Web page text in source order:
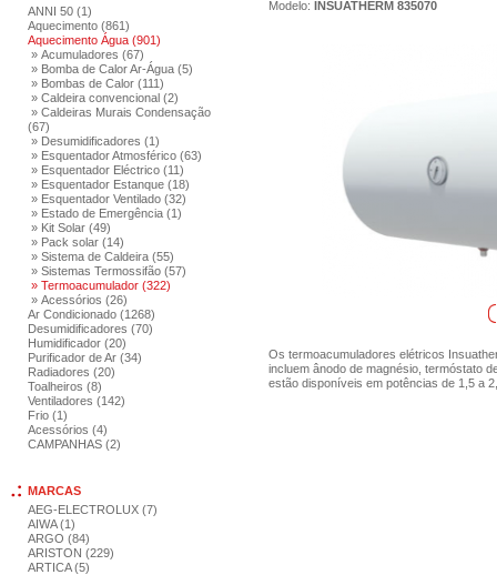
ANNI 50 (1)
Aquecimento (861)
Aquecimento Água (901)
» Acumuladores (67)
» Bomba de Calor Ar-Água (5)
» Bombas de Calor (111)
» Caldeira convencional (2)
» Caldeiras Murais Condensação
(67)
» Desumidificadores (1)
» Esquentador Atmosférico (63)
» Esquentador Eléctrico (11)
» Esquentador Estanque (18)
» Esquentador Ventilado (32)
» Estado de Emergência (1)
» Kit Solar (49)
» Pack solar (14)
» Sistema de Caldeira (55)
» Sistemas Termossifão (57)
» Termoacumulador (322)
» Acessórios (26)
Ar Condicionado (1268)
Desumidificadores (70)
Humidificador (20)
Purificador de Ar (34)
Radiadores (20)
Toalheiros (8)
Ventiladores (142)
Frio (1)
Acessórios (4)
CAMPANHAS (2)
MARCAS
AEG-ELECTROLUX (7)
AIWA (1)
ARGO (84)
ARISTON (229)
ARTICA (5)
Modelo: INSUATHERM 835070
Os termoacumuladores elétricos
incluem ânodo de magnésio, termóstato
estão disponíveis em potências de 1,5 a